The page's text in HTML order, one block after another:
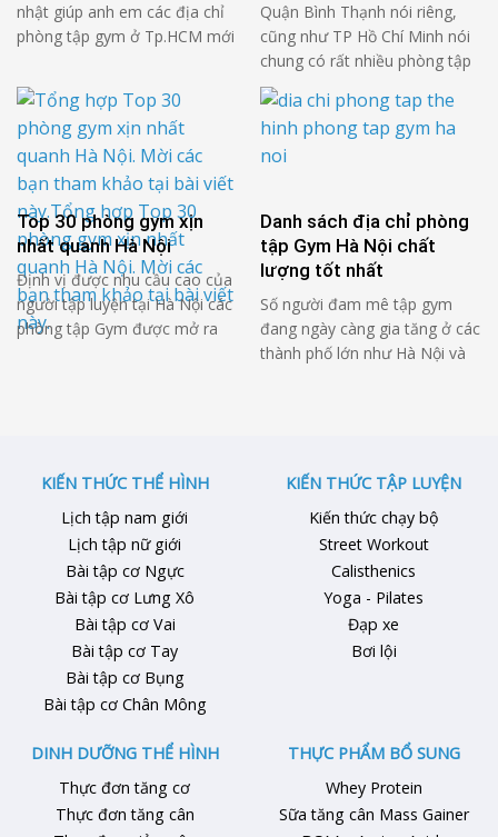
nhật giúp anh em các địa chỉ
phòng tập gym ở Tp.HCM mới
nhiều sự lựa chọn hơn trong
việc tập luyện của bản thân.
Hãy cùng tham khảo nhé! =>
Tham khảo lịch tập gym cho
nữ 5 ngày giảm cân …
Quận Bình Thạnh nói riêng,
cũng như TP Hồ Chí Minh nói
chung có rất nhiều phòng tập
được mở ra rất để đáp ứng
nhu cầu tập luyện của rất
nhiều người hiện nay. Dưới
đây là danh sách các phòng
Kiến Thức Thể Hình đã liệt kê
ra …
Top 30 phòng gym xịn
nhất quanh Hà Nội
Định vị được nhu cầu cao của
người tập luyện tại Hà Nội các
phòng tập Gym được mở ra
Kiến Thức Thể Hình để …
Danh sách địa chỉ phòng
tập Gym Hà Nội chất
lượng tốt nhất
Số người đam mê tập gym
đang ngày càng gia tăng ở các
thành phố lớn như Hà Nội và
các quận để anh em dễ dàng
KIẾN THỨC THỂ HÌNH
Lịch tập nam giới
Lịch tập nữ giới
Bài tập cơ Ngực
Bài tập cơ Lưng Xô
Bài tập cơ Vai
Bài tập cơ Tay
Bài tập cơ Bụng
Bài tập cơ Chân Mông
KIẾN THỨC TẬP LUYỆN
Kiến thức chạy bộ
Street Workout
Calisthenics
Yoga - Pilates
Đạp xe
Bơi lội
DINH DƯỠNG THỂ HÌNH
Thực đơn tăng cơ
Thực đơn tăng cân
THỰC PHẨM BỔ SUNG
Whey Protein
Sữa tăng cân Mass Gainer